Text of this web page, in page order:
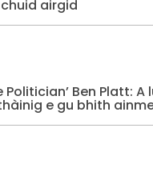
airgid
Politician’ Ben Platt:
e gu bhith